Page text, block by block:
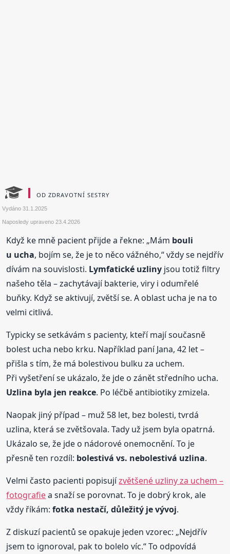
OD ZDRAVOTNÍ SESTRY
Vydáno31.1.2025
Naposledy upraveno23.4.2026
Když ke mně pacient přijde a řekne: „Mám bouli
u ucha, bojím se, že je to něco vážného,“ vždy se nejdřív
dívám na souvislosti. Lymfatické uzliny jsou totiž filtry
našeho těla – zachytávají bakterie, viry i odumřelé
buňky. Když se aktivují, zvětší se. A oblast ucha je na to
velmi citlivá.
Typicky se setkávám s pacienty, kteří mají současně
bolest ucha nebo krku. Například paní Jana, 42 let –
přišla s tím, že má bolestivou bulku za uchem.
Při vyšetření se ukázalo, že jde o zánět středního ucha.
Uzlina byla jen reakce. Po léčbě antibiotiky zmizela.
Naopak jiný případ – muž 58 let, bez bolesti, tvrdá
uzlina, která se zvětšovala. Tady už jsem byla opatrná.
Ukázalo se, že jde o nádorové onemocnění. To je
přesně ten rozdíl: bolestivá vs. nebolestivá uzlina.
Velmi často pacienti popisujízvětšené uzliny za uchem –
fotografiea snaží se porovnat. To je dobrý krok, ale
vždy říkám:fotka nestačí, důležitý je vývoj.
Z diskuzí pacientů se opakuje jeden vzorec: „Nejdřív
jsem to ignoroval, pak to bolelo víc.“ To odpovídá